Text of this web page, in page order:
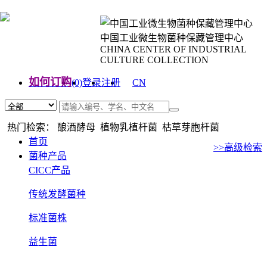
中国工业微生物菌种保藏管理中心
CHINA CENTER OF INDUSTRIAL
CULTURE COLLECTION
如何订购(0)登录注册
CN
热门检索： 酿酒酵母 植物乳植杆菌 枯草芽胞杆菌
>>高级检索
首页
菌种产品
CICC产品
传统发酵菌种
标准菌株
益生菌